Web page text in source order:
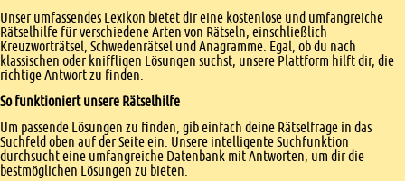
Unser umfassendes Lexikon bietet dir eine kostenlose und umfangreiche
Rätselhilfe für verschiedene Arten von Rätseln, einschließlich
Kreuzworträtsel, Schwedenrätsel und Anagramme. Egal, ob du nach
klassischen oder kniffligen Lösungen suchst, unsere Plattform hilft dir, die
richtige Antwort zu finden.
So funktioniert unsere Rätselhilfe
Um passende Lösungen zu finden, gib einfach deine Rätselfrage in das
Suchfeld oben auf der Seite ein. Unsere intelligente Suchfunktion
durchsucht eine umfangreiche Datenbank mit Antworten, um dir die
bestmöglichen Lösungen zu bieten.